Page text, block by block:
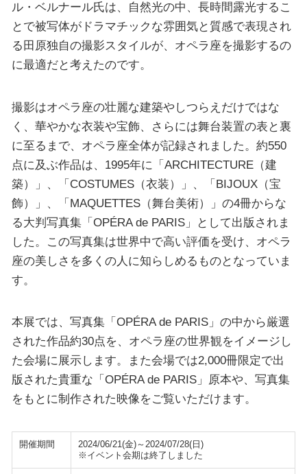
ル・ベルナール氏は、自然光の中、長時間露光するこ
とで被写体がドラマチックな雰囲気と質感で表現され
る田原独自の撮影スタイルが、オペラ座を撮影するの
に最適だと考えたのです。
撮影はオペラ座の壮麗な建築やしつらえだけではな
く、華やかな衣装や宝飾、さらには舞台装置の表と裏
に至るまで、オペラ座全体が記録されました。約550
点に及ぶ作品は、1995年に「ARCHITECTURE（建
築）」、「COSTUMES（衣装）」、「BIJOUX（宝
飾）」、「MAQUETTES（舞台美術）」の4冊からな
る大判写真集「OPÉRA de PARIS」として出版されま
した。この写真集は世界中で高い評価を受け、オペラ
座の美しさを多くの人に知らしめるものとなっていま
す。
本展では、写真集「OPÉRA de PARIS」の中から厳選
された作品約30点を、オペラ座の世界観をイメージし
た会場に展示します。また会場では2,000冊限定で出
版された貴重な「OPÉRA de PARIS」原本や、写真集
をもとに制作された映像をご覧いただけます。
開催期間
2024/06/21(金)～2024/07/28(日)
※イベント会期は終了しました